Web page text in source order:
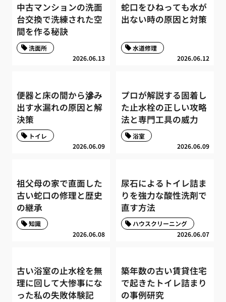
中古マンションの洗面
台交換で洗練された空
間を作る秘訣
2026.06.13
洗面所
蛇口をひねっても水が
出ない時の原因と対策
2026.06.12
水道修理
便器と床の間から滲み
出す水漏れの原因と解
決策
2026.06.09
トイレ
プロが解説する固着し
た止水栓の正しい攻略
法と専門工具の威力
2026.06.09
浴室
祖父母の家で直面した
古い蛇口の修理と歴史
の継承
2026.06.08
知識
尿石によるトイレ詰ま
りを強力な酸性洗剤で
直す方法
2026.06.07
ハウスクリーニング
古い浴室の止水栓を無
理に回して大惨事にな
った私の失敗体験記
築年数の古い賃貸住宅
で起きたトイレ詰まり
の事例研究